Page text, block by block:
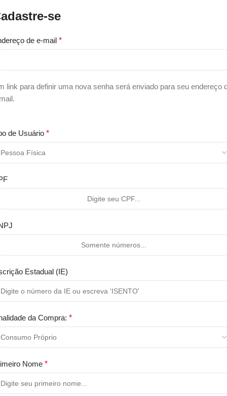
se
de e-mail *
link para definir uma nova senha será enviado para seu endereço
de Usuário *
Estadual (IE)
da Compra: *
Nome *